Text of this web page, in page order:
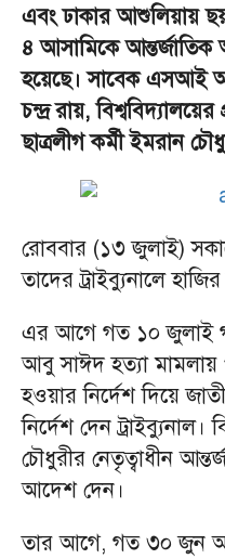
এবং ঢাকার আশুলিয়ায়
৪ আসামিকে আন্তর্জাতিক
হয়েছে। সাবেক এসআই
চন্দ্র রায়,
ছাত্রলীগ কর্মী ইমরান
রোববার (১৩ জুলাই)
তাদের ট্রাইব্যুনালে
এর আগে গত ১০ জুলাই
আবু সাঈদ হত্যা
হওয়ার নির্দেশ দিয়ে
নির্দেশ দেন
চৌধুরীর নেতৃত্বাধীন
আদেশ দেন।
তার আগে, গত ৩০ জুন